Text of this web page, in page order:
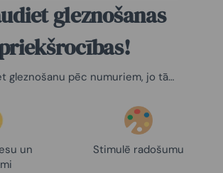
gleznošanas
gleznošanu pēc numuriem, jo tā…
un
Stimulē radošumu